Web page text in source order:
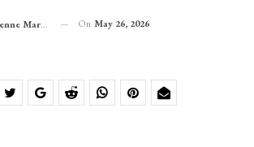
Marechal On May 26, 2026